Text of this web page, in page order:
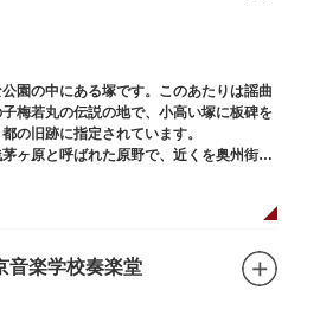
園の中にある塚です。このあたりは謡曲
梅若丸の伝説の地で、小高い塚に板碑を
の旧跡に指定されています。
ヶ原と呼ばれた原野で、近くを奥州街道
伝説」にちなんだ名称です。「梅若伝
子・梅若が、信夫藤太という人買いにさ
る途中、重い病にかかりこの地に捨てら
れ、髪をおろして妙亀尼と称し庵を結ん
』はこの伝説をもとにしています。
この板碑には「弘安十一年戊子五月二十
音楽学校奏楽堂